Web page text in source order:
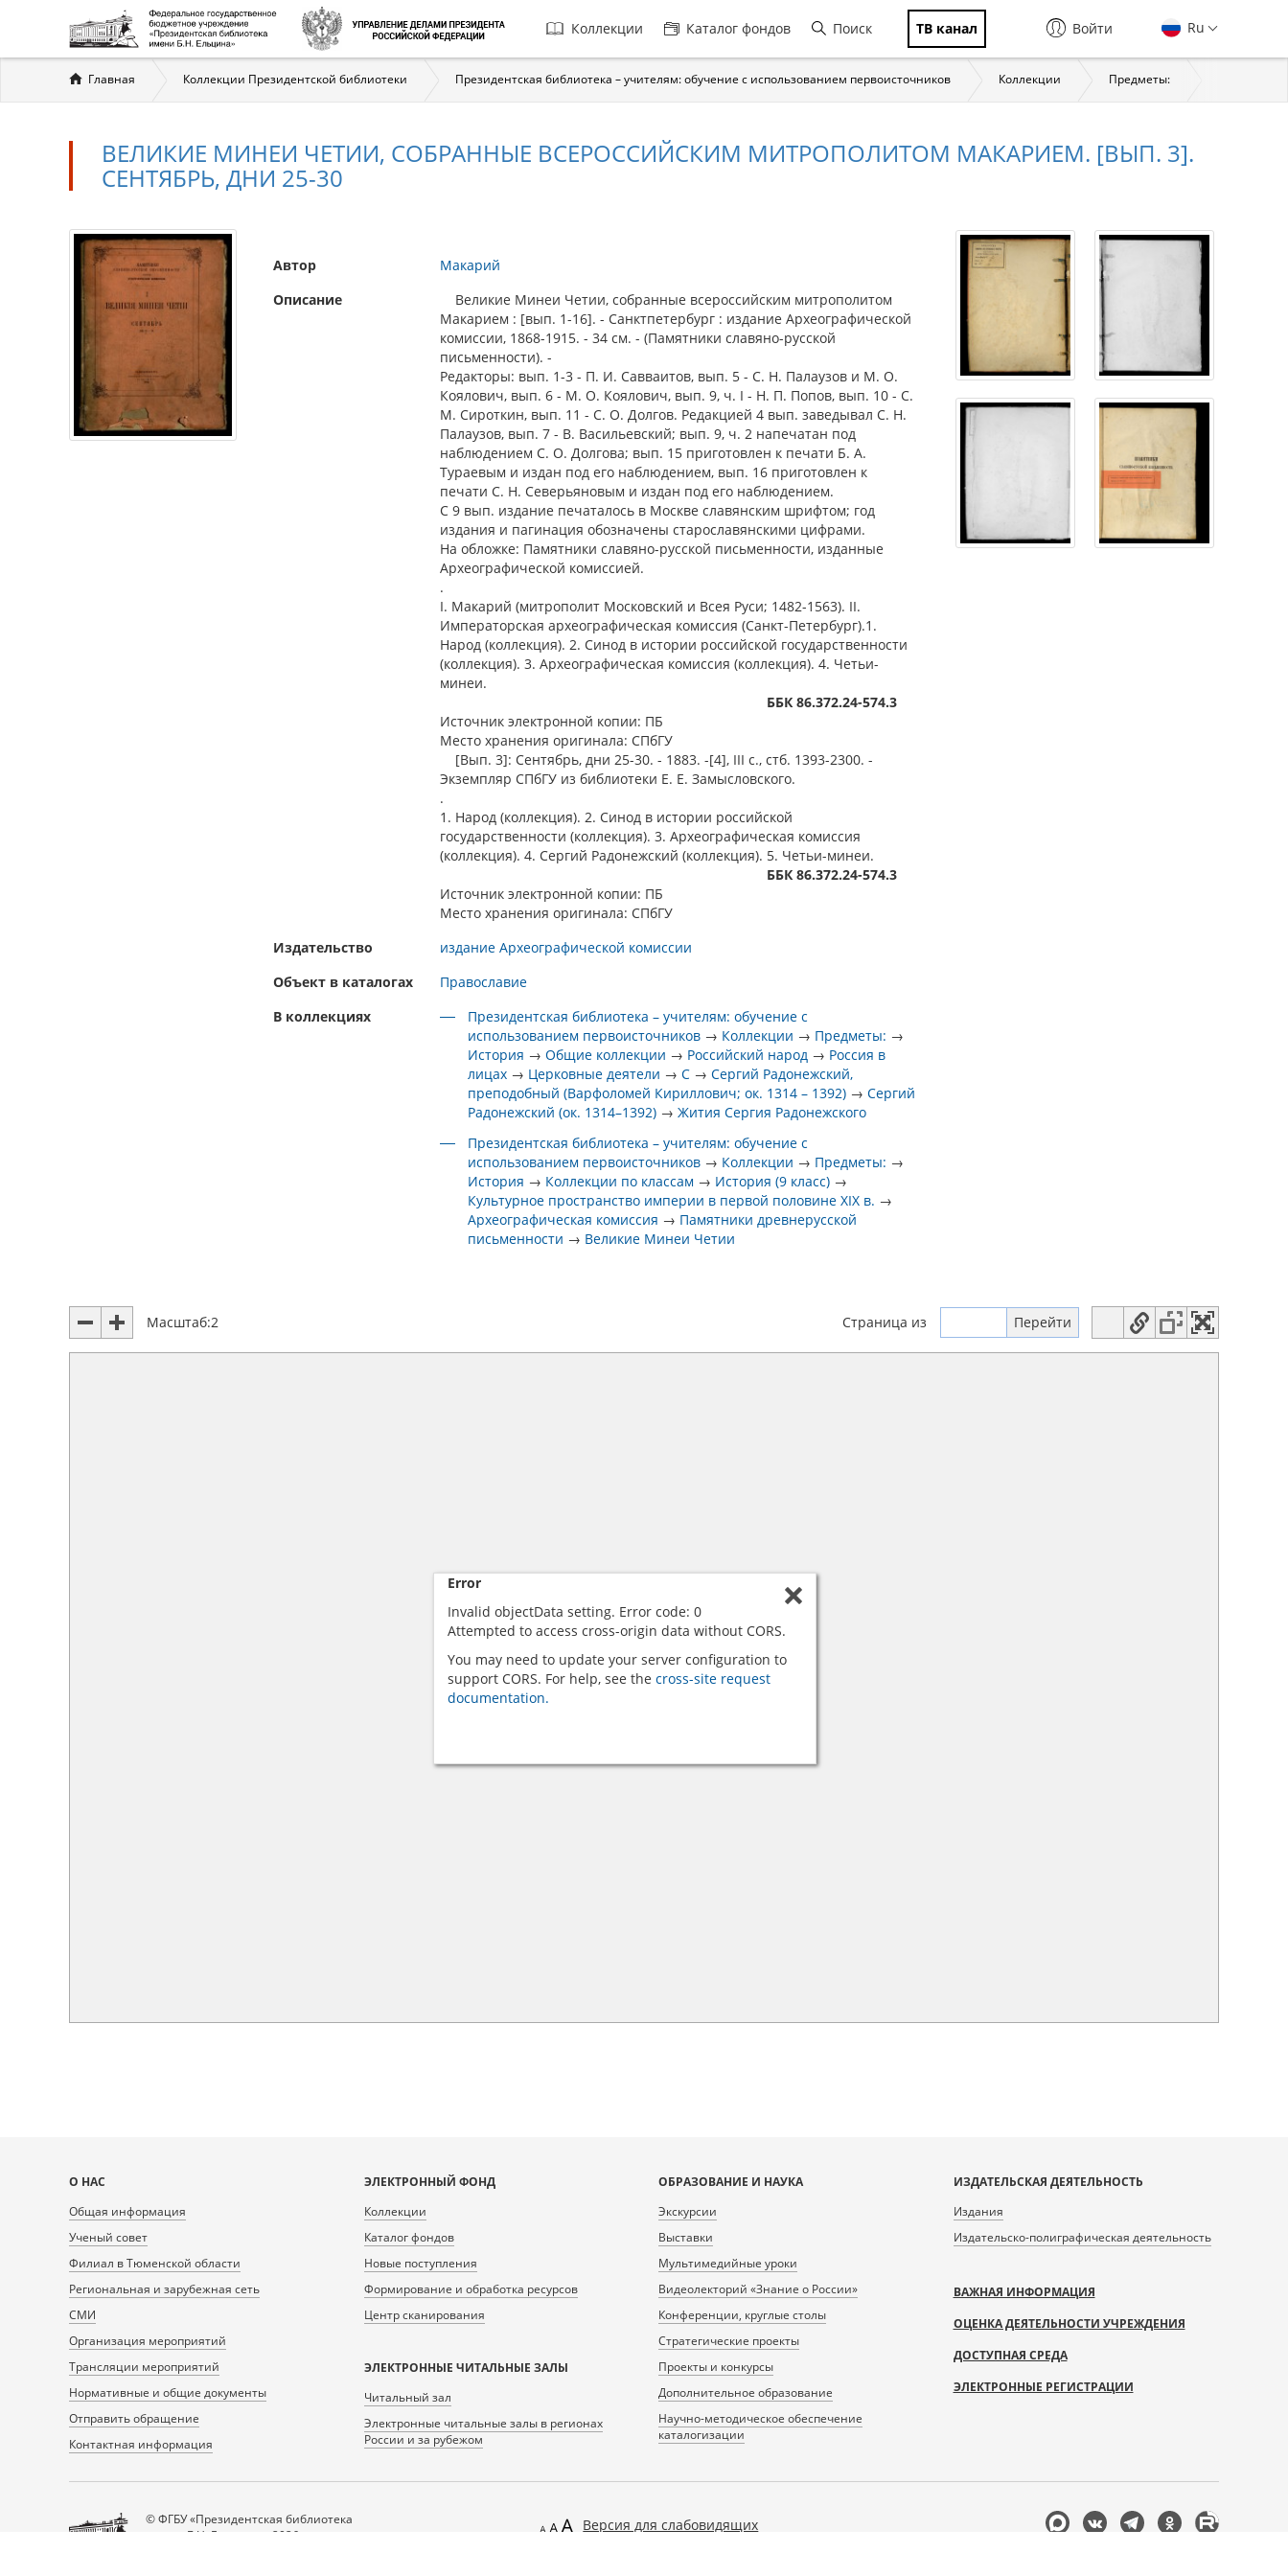
Главная
навигация
Коллекции Каталог фондов Поиск ТВ канал Ru
Войти
Вы
здесь
Главная Коллекции Президентской библиотеки Президентская библиотека – учителям: обучение с использованием первоисточников Коллекции Предметы:
ВЕЛИКИЕ МИНЕИ ЧЕТИИ, СОБРАННЫЕ ВСЕРОССИЙСКИМ МИТРОПОЛИТОМ МАКАРИЕМ. [ВЫП. 3].
СЕНТЯБРЬ, ДНИ 25-30
Автор
Макарий
Описание
Великие Минеи Четии, собранные всероссийским митрополитом
Макарием : [вып. 1-16]. - Санктпетербург : издание Археографической
комиссии, 1868-1915. - 34 см. - (Памятники славяно-русской
письменности). -
Редакторы: вып. 1-3 - П. И. Савваитов, вып. 5 - С. Н. Палаузов и М. О.
Коялович, вып. 6 - М. О. Коялович, вып. 9, ч. I - Н. П. Попов, вып. 10 - С.
М. Сироткин, вып. 11 - С. О. Долгов. Редакцией 4 вып. заведывал С. Н.
Палаузов, вып. 7 - В. Васильевский; вып. 9, ч. 2 напечатан под
наблюдением С. О. Долгова; вып. 15 приготовлен к печати Б. А.
Тураевым и издан под его наблюдением, вып. 16 приготовлен к
печати С. Н. Северьяновым и издан под его наблюдением.
С 9 вып. издание печаталось в Москве славянским шрифтом; год
издания и пагинация обозначены старославянскими цифрами.
На обложке: Памятники славяно-русской письменности, изданные
Археографической комиссией.
.
I. Макарий (митрополит Московский и Всея Руси; 1482-1563). II.
Императорская археографическая комиссия (Санкт-Петербург).1.
Народ (коллекция). 2. Синод в истории российской государственности
(коллекция). 3. Археографическая комиссия (коллекция). 4. Четьи-
минеи.
ББК 86.372.24-574.3
Источник электронной копии: ПБ
Место хранения оригинала: СПбГУ
[Вып. 3]: Сентябрь, дни 25-30. - 1883. -[4], III с., стб. 1393-2300. -
Экземпляр СПбГУ из библиотеки Е. Е. Замысловского.
.
1. Народ (коллекция). 2. Синод в истории российской
государственности (коллекция). 3. Археографическая комиссия
(коллекция). 4. Сергий Радонежский (коллекция). 5. Четьи-минеи.
ББК 86.372.24-574.3
Источник электронной копии: ПБ
Место хранения оригинала: СПбГУ
Издательство
издание Археографической комиссии
Объект в каталогах
Православие
В коллекциях
Президентская библиотека – учителям: обучение с
использованием первоисточников → Коллекции → Предметы: →
История →Общие коллекции → Российский народ → Россия в
лицах → Церковные деятели →С →Сергий Радонежский,
преподобный (Варфоломей Кириллович; ок. 1314 – 1392) →Сергий
Радонежский (ок. 1314–1392) →Жития Сергия Радонежского
Президентская библиотека – учителям: обучение с
использованием первоисточников → Коллекции → Предметы: →
История → Коллекции по классам → История (9 класс) →
Культурное пространство империи в первой половине XIX в. →
Археографическая комиссия → Памятники древнерусской
письменности → Великие Минеи Четии
Масштаб:2 Страница из
Error
Invalid objectData setting. Error code: 0
Attempted to access cross-origin data without CORS.
You may need to update your server configuration to
support CORS. For help, see the cross-site request
documentation.
Карта
сайта
О НАС
Общая информация
Ученый совет
Филиал в Тюменской области
Региональная и зарубежная сеть
СМИ
Организация мероприятий
Трансляции мероприятий
Нормативные и общие документы
Отправить обращение
Контактная информация
ЭЛЕКТРОННЫЙ ФОНД
Коллекции
Каталог фондов
Новые поступления
Формирование и обработка ресурсов
Центр сканирования
ЭЛЕКТРОННЫЕ ЧИТАЛЬНЫЕ ЗАЛЫ
Читальный зал
Электронные читальные залы в регионах
России и за рубежом
ОБРАЗОВАНИЕ И НАУКА
Экскурсии
Выставки
Мультимедийные уроки
Видеолекторий «Знание о России»
Конференции, круглые столы
Стратегические проекты
Проекты и конкурсы
Дополнительное образование
Научно-методическое обеспечение
каталогизации
ИЗДАТЕЛЬСКАЯ ДЕЯТЕЛЬНОСТЬ
Издания
Издательско-полиграфическая деятельность
ВАЖНАЯ ИНФОРМАЦИЯ
ОЦЕНКА ДЕЯТЕЛЬНОСТИ УЧРЕЖДЕНИЯ
ДОСТУПНАЯ СРЕДА
ЭЛЕКТРОННЫЕ РЕГИСТРАЦИИ
© ФГБУ «Президентская библиотека
имени Б.Н. Ельцина», 2026
Версия для слабовидящих